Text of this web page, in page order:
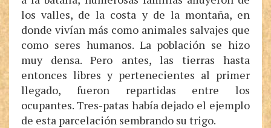
los valles, de la costa y de la montaña, en
donde vivían más como animales salvajes que
como seres humanos. La población se hizo
muy densa. Pero antes, las tierras hasta
entonces libres y pertenecientes al primer
llegado, fueron repartidas entre los
ocupantes. Tres-patas había dejado el ejemplo
de esta parcelación sembrando su trigo.